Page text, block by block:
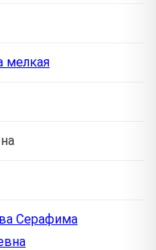
мелкая
Серафима